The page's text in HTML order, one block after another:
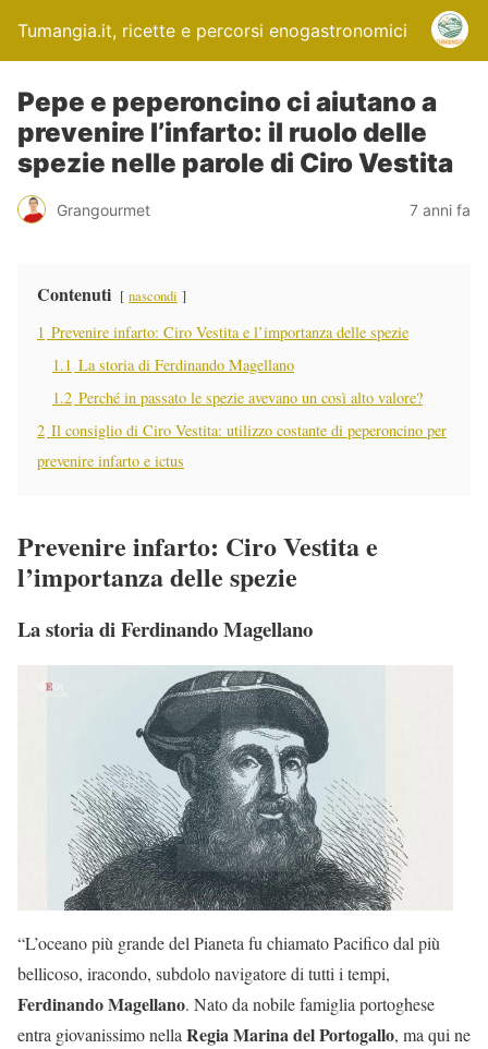
Tumangia.it, ricette e percorsi enogastronomici
Pepe e peperoncino ci aiutano a
prevenire l’infarto: il ruolo delle
spezie nelle parole di Ciro Vestita
Grangourmet 7 anni fa
Contenuti nascondi
1 Prevenire infarto: Ciro Vestita e l’importanza delle spezie
1.1 La storia di Ferdinando Magellano
1.2 Perché in passato le spezie avevano un così alto valore?
2 Il consiglio di Ciro Vestita: utilizzo costante di peperoncino per
prevenire infarto e ictus
Prevenire infarto: Ciro Vestita e
l’importanza delle spezie
La storia di Ferdinando Magellano
“L’oceano più grande del Pianeta fu chiamato Pacifico dal più
bellicoso, iracondo, subdolo navigatore di tutti i tempi,
Ferdinando Magellano. Nato da nobile famiglia portoghese
entra giovanissimo nella Regia Marina del Portogallo, ma qui ne